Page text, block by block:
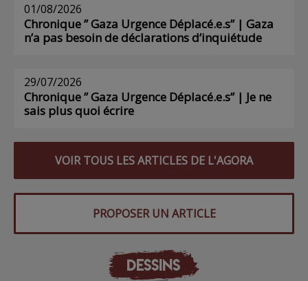
01/08/2026
Chronique ” Gaza Urgence Déplacé.e.s” | Gaza
n’a pas besoin de déclarations d’inquiétude
29/07/2026
Chronique ” Gaza Urgence Déplacé.e.s” | Je ne
sais plus quoi écrire
VOIR TOUS LES ARTICLES DE L'AGORA
PROPOSER UN ARTICLE
DESSINS